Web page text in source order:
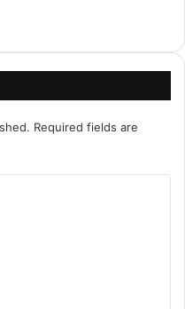
Required fields are